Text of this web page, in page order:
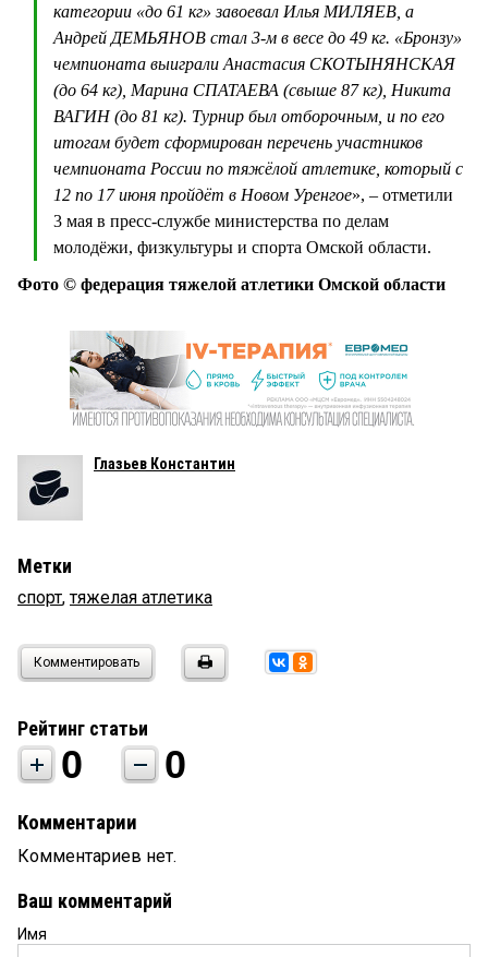
категории «до 61 кг» завоевал Илья МИЛЯЕВ, а
Андрей ДЕМЬЯНОВ стал 3-м в весе до 49 кг. «Бронзу»
чемпионата выиграли Анастасия СКОТЫНЯНСКАЯ
(до 64 кг), Марина СПАТАЕВА (свыше 87 кг), Никита
ВАГИН (до 81 кг). Турнир был отборочным, и по его
итогам будет сформирован перечень участников
чемпионата России по тяжёлой атлетике, который с
12 по 17 июня пройдёт в Новом Уренгое», – отметили
3 мая в пресс-службе министерства по делам
молодёжи, физкультуры и спорта Омской области.
Фото © федерация тяжелой атлетики Омской области
Глазьев Константин
Метки
спорт,тяжелая атлетика
Комментировать
Рейтинг статьи
0 0
Комментарии
Комментариев нет.
Ваш комментарий
Имя